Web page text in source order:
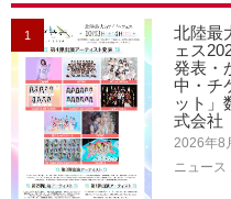
1
北陸最
ェス
発表・
中・チ
ット」
式会社
2026年8
ニュース